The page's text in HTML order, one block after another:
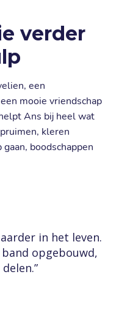
verder
een
mooie vriendschap
Ans bij heel wat
kleren
boodschappen
in het leven.
opgebouwd,